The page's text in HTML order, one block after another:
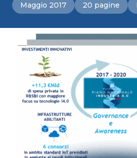
Maggio 2017 20 pagine